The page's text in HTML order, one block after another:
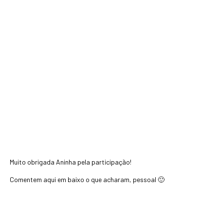
Muito obrigada Aninha pela participação!
Comentem aqui em baixo o que acharam, pessoal 🙂